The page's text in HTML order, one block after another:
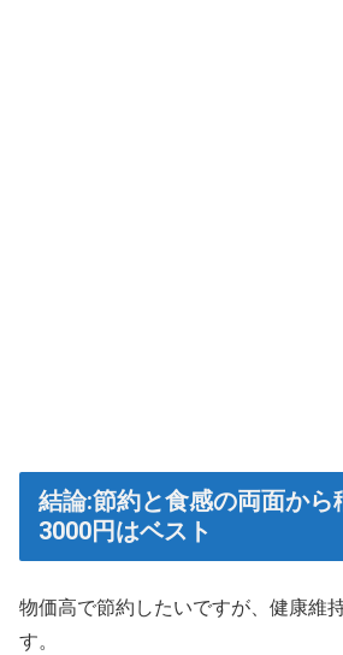
結論:節約と食感の両面から
3000円はベスト
物価高で節約したいですが、健康維
す。